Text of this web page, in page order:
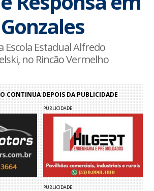
Escola Estadual Alfredo
no Rincão Vermelho
CONTINUA DEPOIS DA PUBLICIDADE
PUBLICIDADE
PUBLICIDADE